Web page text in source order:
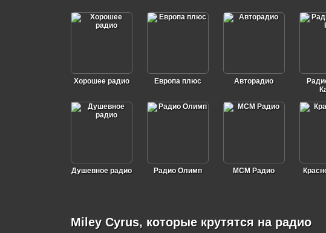
Хорошее радио Европа плюс Авторадио
Душевное радио Радио Олимп МСМ Радио
Miley Cyrus, которые крутятся на радио